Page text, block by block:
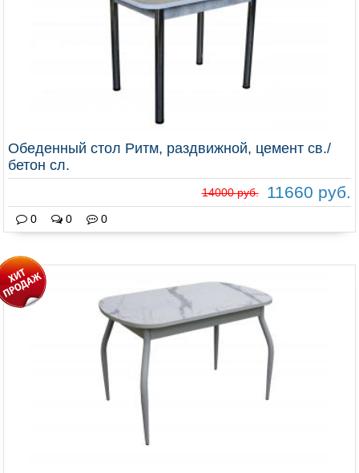
Обеденный стол Ритм, раздвижной, цемент св./
бетон сл.
14000 руб. 11660 руб.
0 0 0